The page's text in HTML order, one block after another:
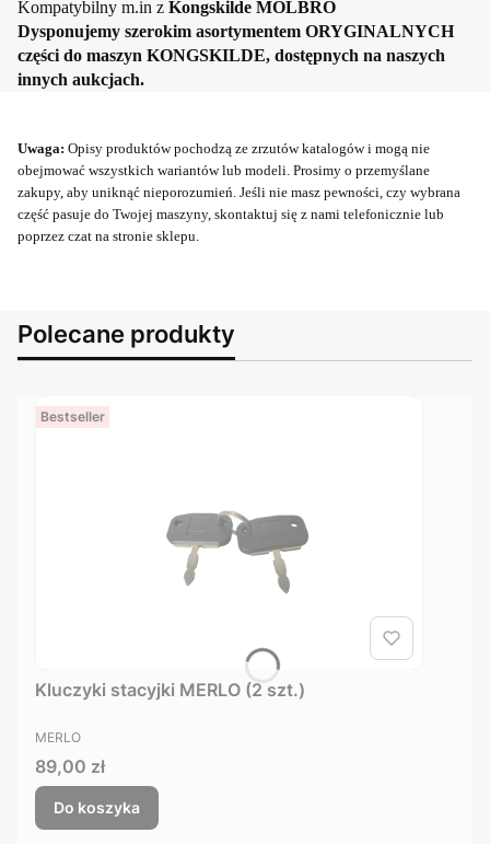
Kompatybilny m.in z Kongskilde MÖLBRO
Dysponujemy szerokim asortymentem ORYGINALNYCH
części do maszyn KONGSKILDE, dostępnych na naszych
innych aukcjach.
Uwaga: Opisy produktów pochodzą ze zrzutów katalogów i mogą nie
obejmować wszystkich wariantów lub modeli. Prosimy o przemyślane
zakupy, aby uniknąć nieporozumień. Jeśli nie masz pewności, czy wybrana
część pasuje do Twojej maszyny, skontaktuj się z nami telefonicznie lub
poprzez czat na stronie sklepu.
Polecane produkty
Bestseller
Kluczyki stacyjki MERLO (2 szt.)
PRODUCENT
MERLO
Cena
89,00 zł
Do koszyka